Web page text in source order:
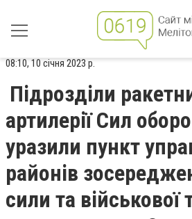
08:10, 10 січня 2023 р.
Підрозділи
артилерії Сил
уразили пункт
районів
сили та військової